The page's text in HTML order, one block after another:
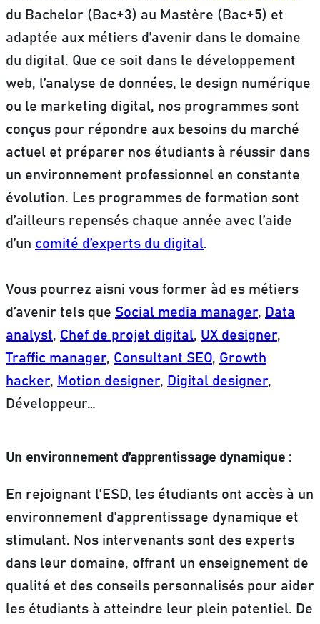
du Bachelor (Bac+3) au Mastère (Bac+5) et
adaptée aux métiers d’avenir dans le domaine
du digital. Que ce soit dans le développement
web, l’analyse de données, le design numérique
ou le marketing digital, nos programmes sont
conçus pour répondre aux besoins du marché
actuel et préparer nos étudiants à réussir dans
un environnement professionnel en constante
évolution. Les programmes de formation sont
d’ailleurs repensés chaque année avec l’aide
d’un comité d’experts du digital.
Vous pourrez aisni vous former àd es métiers
d’avenir tels que Social media manager, Data
analyst, Chef de projet digital, UX designer,
Traffic manager, Consultant SEO, Growth
hacker, Motion designer, Digital designer,
Développeur…
Un environnement d’apprentissage dynamique :
En rejoignant l’ESD, les étudiants ont accès à un
environnement d’apprentissage dynamique et
stimulant. Nos intervenants sont des experts
dans leur domaine, offrant un enseignement de
qualité et des conseils personnalisés pour aider
les étudiants à atteindre leur plein potentiel. De